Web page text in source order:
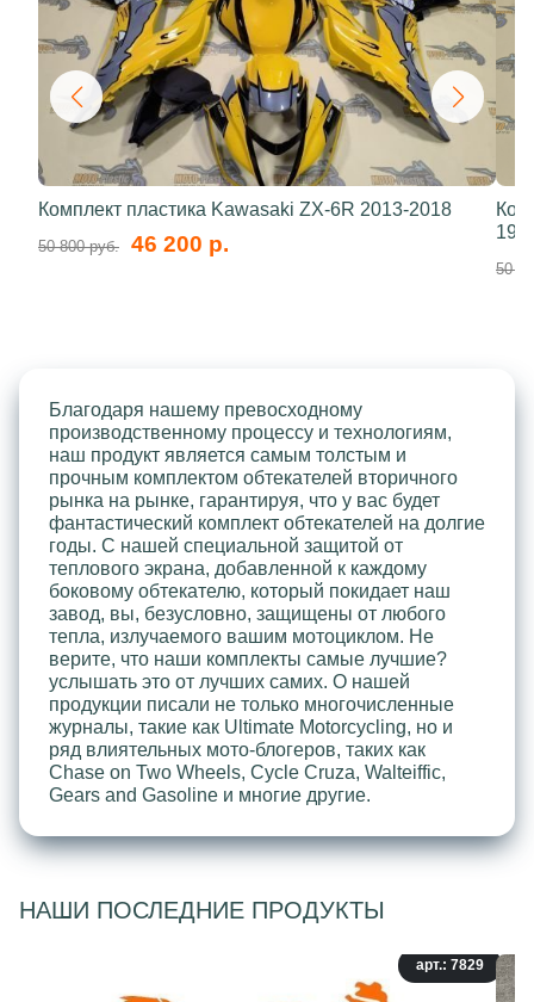
Комплект пластика Kawasaki ZX-6R 2013-2018
50 800 руб. 46 200 р.
50
Благодаря нашему превосходному
производственному процессу и технологиям,
наш продукт является самым толстым и
прочным комплектом обтекателей вторичного
рынка на рынке, гарантируя, что у вас будет
фантастический комплект обтекателей на долгие
годы. С нашей специальной защитой от
теплового экрана, добавленной к каждому
боковому обтекателю, который покидает наш
завод, вы, безусловно, защищены от любого
тепла, излучаемого вашим мотоциклом. Не
верите, что наши комплекты самые лучшие?
услышать это от лучших самих. О нашей
продукции писали не только многочисленные
журналы, такие как Ultimate Motorcycling, но и
ряд влиятельных мото-блогеров, таких как
Chase on Two Wheels, Cycle Cruza, Walteiffic,
Gears and Gasoline и многие другие.
НАШИ ПОСЛЕДНИЕ ПРОДУКТЫ
арт.: 7829